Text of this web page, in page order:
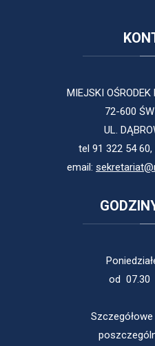
MIEJSKI
72-600
UL.
tel 91 322 54
email:
od